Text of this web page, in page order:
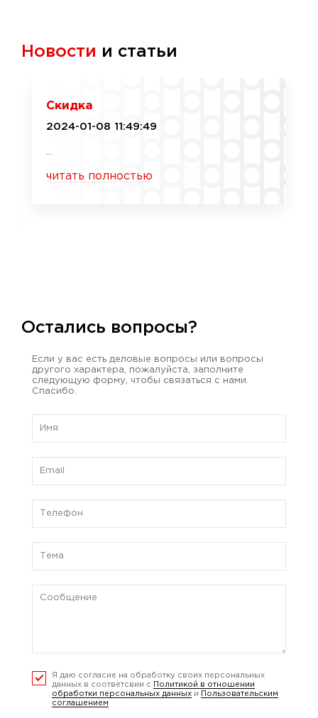
Новости и статьи
Скидка
2024-01-08 11:49:49
читать полностью
Остались вопросы?
Если у вас есть деловые вопросы или вопросы
другого характера, пожалуйста, заполните
следующую форму, чтобы связаться с нами.
Спасибо.
Я даю согласие на обработку своих персональных
данных в соответсвии с
Политикой в отношении
обработки персональных данных и
Пользовательским
соглашением